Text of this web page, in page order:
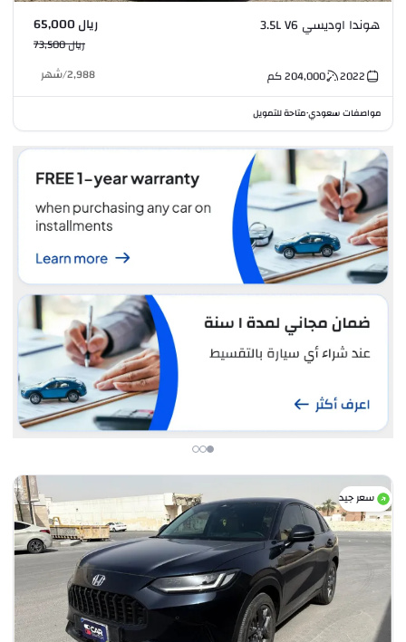
هوندا اوديسي 3.5L V6 ريال 65,000
ريال 73,500
2022
204,000كم 2,988
/شهر
مواصفات سعودي•متاحة للتمويل
سعر جيد